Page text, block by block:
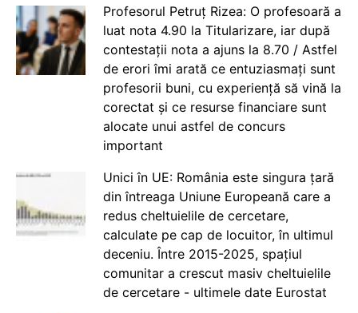
Profesorul Petruț Rizea: O profesoară a
luat nota 4.90 la Titularizare, iar după
contestații nota a ajuns la 8.70 / Astfel
de erori îmi arată ce entuziasmați sunt
profesorii buni, cu experiență să vină la
corectat și ce resurse financiare sunt
alocate unui astfel de concurs
important
Unici în UE: România este singura țară
din întreaga Uniune Europeană care a
redus cheltuielile de cercetare,
calculate pe cap de locuitor, în ultimul
deceniu. Între 2015-2025, spațiul
comunitar a crescut masiv cheltuielile
de cercetare - ultimele date Eurostat